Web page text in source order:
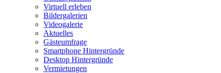
Virtuell erleben
Bildergalerien
Videogalerie
Aktuelles
Gästeumfrage
Smartphone Hintergründe
Desktop Hintergründe
Vermietungen